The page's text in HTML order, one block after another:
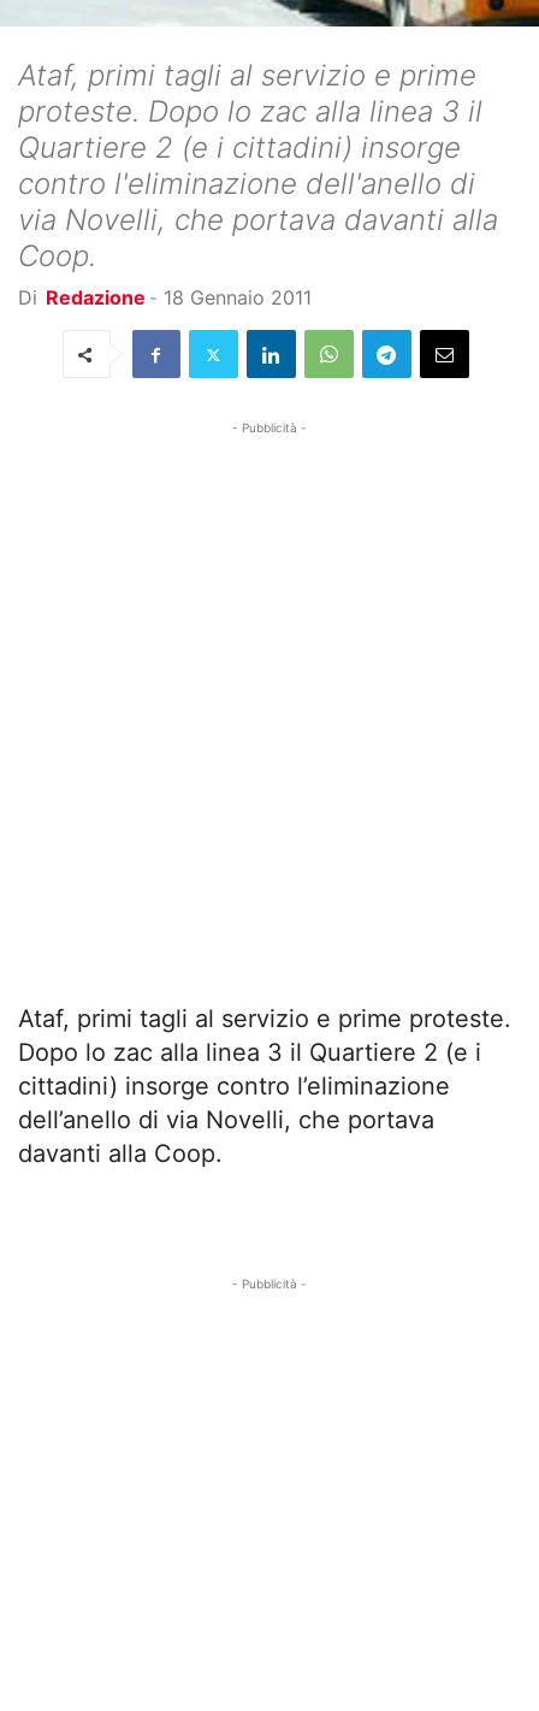
Ataf, primi tagli al servizio e prime
proteste. Dopo lo zac alla linea 3 il
Quartiere 2 (e i cittadini) insorge
contro l'eliminazione dell'anello di
via Novelli, che portava davanti alla
Coop.
Di Redazione - 18 Gennaio 2011
- Pubblicità -
Ataf, primi tagli al servizio e prime proteste.
Dopo lo zac alla linea 3 il Quartiere 2 (e i
cittadini) insorge contro l’eliminazione
dell’anello di via Novelli, che portava
davanti alla Coop.
- Pubblicità -